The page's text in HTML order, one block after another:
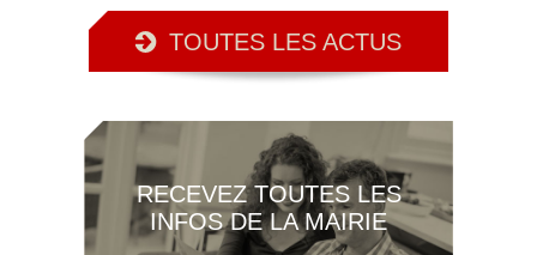
TOUTES LES ACTUS
RECEVEZ TOUTES LES
INFOS DE LA MAIRIE